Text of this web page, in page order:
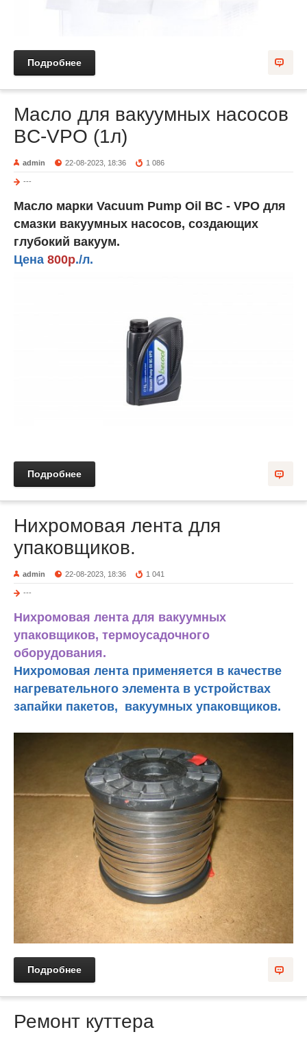
Подробнее
Масло для вакуумных насосов
BC-VPO (1л)
admin 22-08-2023, 18:36 1 086
---
Масло марки Vacuum Pump Oil BC - VPO для
смазки вакуумных насосов, создающих
глубокий вакуум.
Цена 800р./л.
Подробнее
Нихромовая лента для
упаковщиков.
admin 22-08-2023, 18:36 1 041
---
Нихромовая лента для вакуумных
упаковщиков, термоусадочного
оборудования.
Нихромовая лента применяется в качестве
нагревательного элемента в устройствах
запайки пакетов, вакуумных упаковщиков.
Подробнее
Ремонт куттера